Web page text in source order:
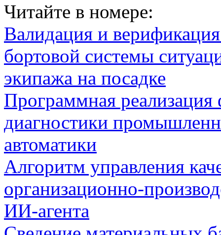
Читайте в номере:
Валидация и
бортовой системы
экипажа на посадке
Программная
диагностики
автоматики
Алгоритм управления
организационно-
ИИ-агента